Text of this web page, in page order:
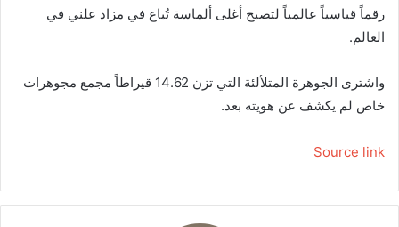
رقماً قياسياً عالمياً لتصبح أغلى ألماسة تُباع في مزاد علني في
العالم.
واشترى الجوهرة المتلألئة التي تزن 14.62 قيراطاً مجمع مجوهرات
خاص لم يكشف عن هويته بعد.
Source link